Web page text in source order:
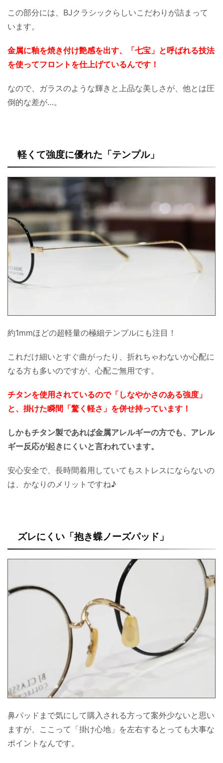
この部分には、BJクラシックらしいこだわりが詰まって
います。
金属に釉を焼き付け艶感を出す、「七宝」と呼ばれる技法
を使ってフロントを仕上げているんです！
なので、ガラスのような輝きと上品な美しさが、他とは圧
倒的な差が…。
軽くて強度に優れた「テンプル」
約1mmほどの超軽量の極細テンプルにも注目！
これだけ細いとすぐ曲がったり、折れちゃわないか心配に
なる方も多いのですが、心配ご無用です。
チタンを使用されているので「しなやかさのある強度」
と、掛けた瞬間「驚く軽さ」を併せ持っています！
しかもチタン製であれば金属アレルギーの方でも、アレル
ギー反応が起きにくいと言われています。
安心安全で、長時間着用していてもストレスにならないの
は、かなりのメリットですね♪
ズレにくい「抱き蝶ノーズパッド」
鼻パッドまで気にして購入される方って案外少ないと思い
ますが、ここって「掛け心地」を左右するとっても大事な
ポイントなんです。